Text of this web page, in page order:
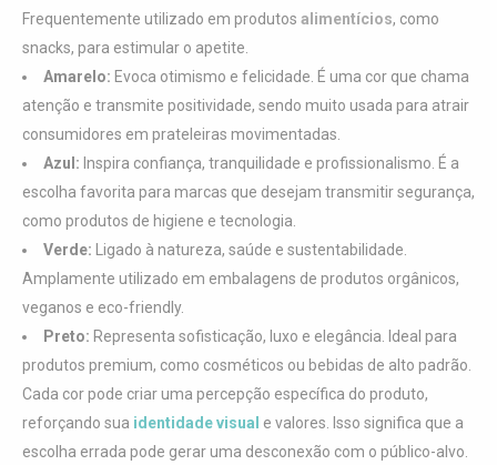
Frequentemente utilizado em produtos alimentícios, como
snacks, para estimular o apetite.
Amarelo: Evoca otimismo e felicidade. É uma cor que chama
atenção e transmite positividade, sendo muito usada para atrair
consumidores em prateleiras movimentadas.
Azul: Inspira confiança, tranquilidade e profissionalismo. É a
escolha favorita para marcas que desejam transmitir segurança,
como produtos de higiene e tecnologia.
Verde: Ligado à natureza, saúde e sustentabilidade.
Amplamente utilizado em embalagens de produtos orgânicos,
veganos e eco-friendly.
Preto: Representa sofisticação, luxo e elegância. Ideal para
produtos premium, como cosméticos ou bebidas de alto padrão.
Cada cor pode criar uma percepção específica do produto,
reforçando sua identidade visual e valores. Isso significa que a
escolha errada pode gerar uma desconexão com o público-alvo.